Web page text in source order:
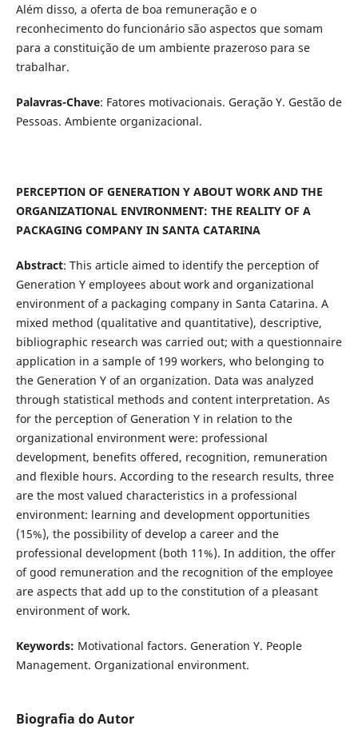
Além disso, a oferta de boa remuneração e o
reconhecimento do funcionário são aspectos que somam
para a constituição de um ambiente prazeroso para se
trabalhar.
Palavras-Chave: Fatores motivacionais. Geração Y. Gestão de
Pessoas. Ambiente organizacional.
PERCEPTION OF GENERATION Y ABOUT WORK AND THE
ORGANIZATIONAL ENVIRONMENT: THE REALITY OF A
PACKAGING COMPANY IN SANTA CATARINA
Abstract: This article aimed to identify the perception of
Generation Y employees about work and organizational
environment of a packaging company in Santa Catarina. A
mixed method (qualitative and quantitative), descriptive,
bibliographic research was carried out; with a questionnaire
application in a sample of 199 workers, who belonging to
the Generation Y of an organization. Data was analyzed
through statistical methods and content interpretation. As
for the perception of Generation Y in relation to the
organizational environment were: professional
development, benefits offered, recognition, remuneration
and flexible hours. According to the research results, three
are the most valued characteristics in a professional
environment: learning and development opportunities
(15%), the possibility of develop a career and the
professional development (both 11%). In addition, the offer
of good remuneration and the recognition of the employee
are aspects that add up to the constitution of a pleasant
environment of work.
Keywords: Motivational factors. Generation Y. People
Management. Organizational environment.
Biografia do Autor